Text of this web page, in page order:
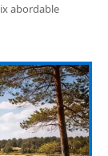
abordable